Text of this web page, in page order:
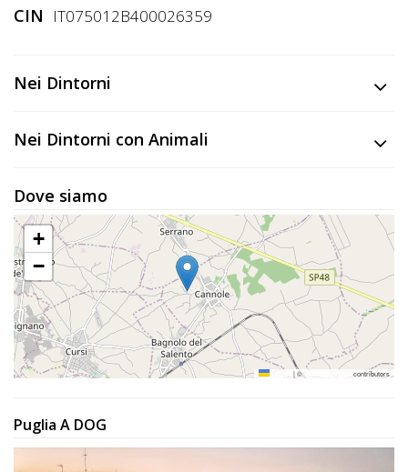
CIN IT075012B400026359
Nei Dintorni
Nei Dintorni con Animali
Dove siamo
+
−
|© contributors
Puglia A DOG